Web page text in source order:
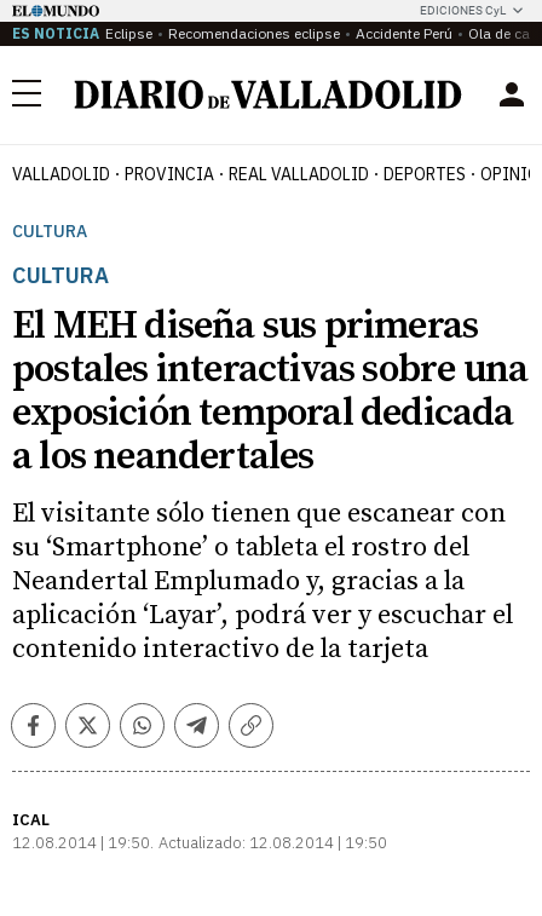
EDICIONES CyL
ES NOTICIA Eclipse Recomendaciones eclipse Accidente Perú Ola de
Menú
VALLADOLID PROVINCIA REAL VALLADOLID DEPORTES
CULTURA
CULTURA
El MEH diseña sus primeras
postales interactivas sobre una
exposición temporal dedicada
a los neandertales
El visitante sólo tienen que escanear con
su ‘Smartphone’ o tableta el rostro del
Neandertal Emplumado y, gracias a la
aplicación ‘Layar’, podrá ver y escuchar el
contenido interactivo de la tarjeta
FacebookTwitterWhatsappTelegramCopiar
ICAL
12.08.2014 | 19:50 Actualizado: 12.08.2014 | 19:50